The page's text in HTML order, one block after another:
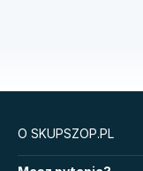
Książki
O SKUPSZOP.PL